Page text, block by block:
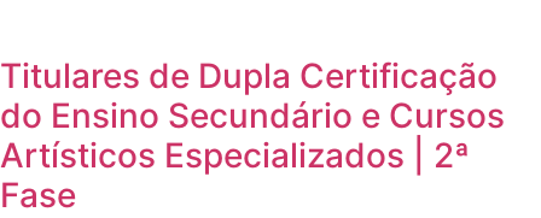
Titulares de Dupla Certificação
do Ensino Secundário e Cursos
Artísticos Especializados | 2ª
Fase